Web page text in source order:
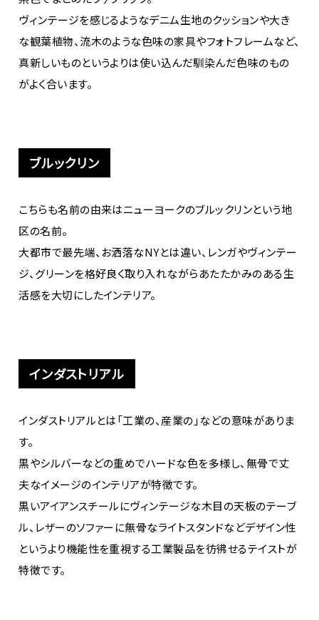
ヴィンテージを感じるようなデニム生地のクッションや大き
な観葉植物、流木のような色味の家具やフォトフレームなど、
真新しいものというよりは使い込んだ馴染んだ色味のもの
がよく合います。
ブルックリン
こちらも名前の由来はニューヨークのブルックリンという地
区の名前。
大都市で最先端、お洒落なNYとは違い、レンガやヴィンテー
ジ、グリーンを格好良く取り入れながらあたたかみのある生
活感を大切にしたインテリア。
インダストリアル
インダストリアルとは「工業の、産業の」などの意味がありま
す。
黒やシルバーなどの重めでハードな色を多様し、無骨で丈
夫なイメージのインテリアが特徴です。
黒いアイアンスチールにヴィンテージな木目の天板のテーブ
ル、レザーのソファーに無骨なライトスタンドなどデザイン性
というより機能性を重視する工業製品を彷彿せるテイストが
特徴です。